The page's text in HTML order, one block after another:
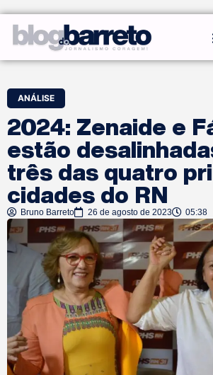
ANÁLISE
2024: Zenaide e
estão
três das quatro
cidades do RN
Bruno Barreto 26 de agosto de 2023 05:38